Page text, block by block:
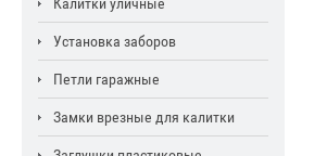
Установка заборов
Петли гаражные
Замки врезные для калитки